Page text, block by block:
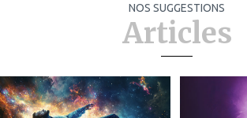
NOS SUGGESTIONS
Articles
à
mes
favoris